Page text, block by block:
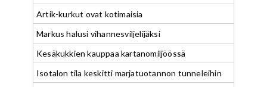
Artik-kurkut ovat kotimaisia
Markus halusi vihannesviljelijäksi
Kesäkukkien kauppaa kartanomiljöössä
Isotalon tila keskitti marjatuotannon tunneleihin